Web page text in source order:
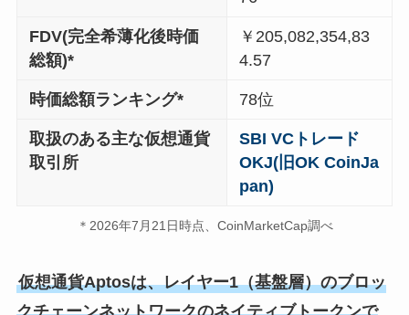
FDV(完全希薄化後時価
総額)*
￥205,082,354,83
4.57
時価総額ランキング* 78位
取扱のある主な仮想通貨
取引所
SBI VCトレード
OKJ(旧OK CoinJa
pan)
＊2026年7月21日時点、CoinMarketCap調べ
仮想通貨Aptosは、レイヤー1（基盤層）のブロッ
クチェーンネットワークのネイティブトークンで